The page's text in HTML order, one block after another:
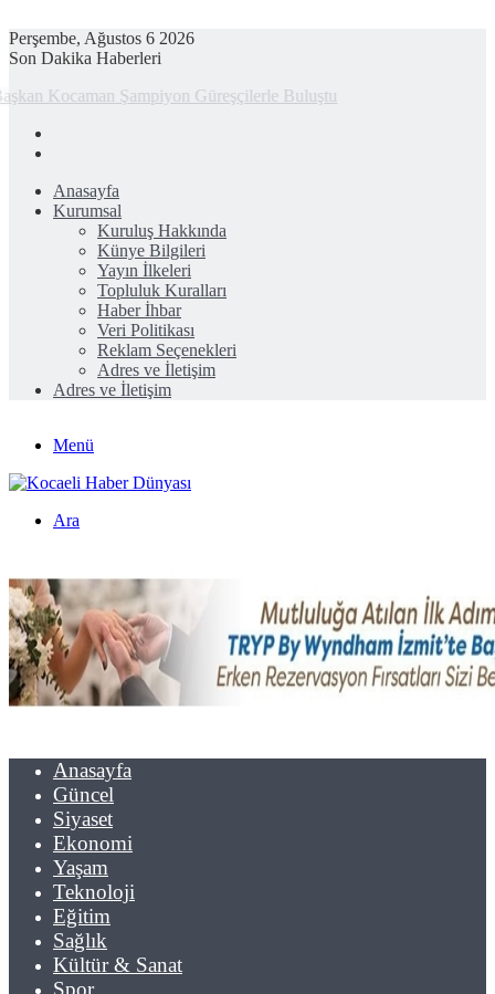
Perşembe, Ağustos 6 2026
Son Dakika Haberleri
Başkan Kocaman Şampiyon Güreşçilerle Buluştu
Anasayfa
Kurumsal
Kuruluş Hakkında
Künye Bilgileri
Yayın İlkeleri
Topluluk Kuralları
Haber İhbar
Veri Politikası
Reklam Seçenekleri
Adres ve İletişim
Adres ve İletişim
Menü
Ara
Anasayfa
Güncel
Siyaset
Ekonomi
Yaşam
Teknoloji
Eğitim
Sağlık
Kültür & Sanat
Spor